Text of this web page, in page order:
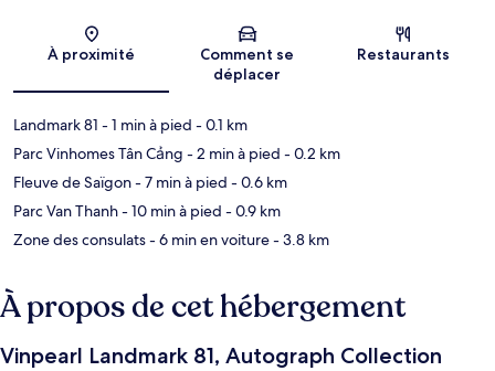
À proximité
Comment se
déplacer
Restaurants
Landmark 81 - 1 min à pied - 0.1 km
Parc Vinhomes Tân Cảng - 2 min à pied - 0.2 km
Fleuve de Saïgon- 7 min à pied - 0.6 km
Parc Van Thanh- 10 min à pied - 0.9 km
Zone des consulats- 6 min en voiture- 3.8 km
À propos de cet hébergement
Vinpearl Landmark 81, Autograph Collection